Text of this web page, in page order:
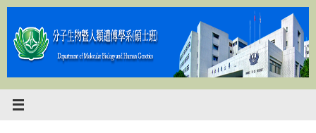
Skip
content